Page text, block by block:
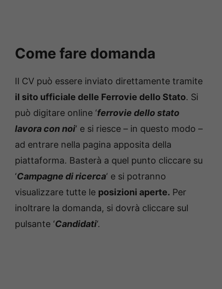
Come fare domanda
Il CV può essere inviato direttamente tramite
il sito ufficiale delle Ferrovie dello Stato. Si
può digitare online ‘ferrovie dello stato
lavora con noi‘ e si riesce – in questo modo –
ad entrare nella pagina apposita della
piattaforma. Basterà a quel punto cliccare su
‘Campagne di ricerca‘ e si potranno
visualizzare tutte le posizioni aperte. Per
inoltrare la domanda, si dovrà cliccare sul
pulsante ‘Candidati‘.